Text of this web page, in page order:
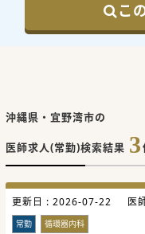
こ
沖縄県・宜野湾市の
医師求人(常勤)検索結果 3
更新日 : 2026-07-22 医
常勤 循環器内科